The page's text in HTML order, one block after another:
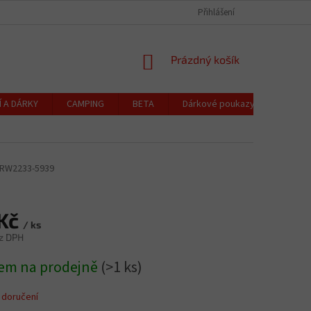
CENÍK DOPRAVY A PLATBY
Přihlášení
NÁKUPNÍ
Prázdný košík
A DÁRKY CAMPING BETA Dárkové poukazy
RW2233-5939
/ ks
DPH
na prodejně (>1 ks)